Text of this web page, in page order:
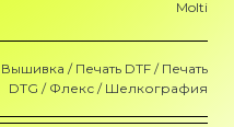
Molti
Вышивка / Печать DTF / Печать
DTG / Флекс / Шелкография